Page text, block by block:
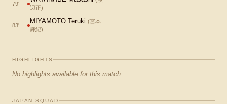
79'
辺正)
83'
MIYAMOTO Teruki (宮本
輝紀)
HIGHLIGHTS
No highlights available for this match.
JAPAN SQUAD